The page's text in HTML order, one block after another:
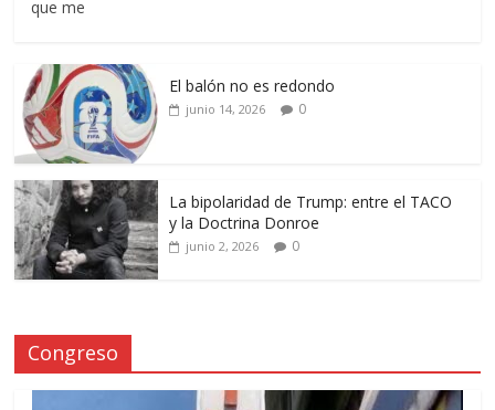
que me
El balón no es redondo
junio 14, 2026 0
La bipolaridad de Trump: entre el TACO
y la Doctrina Donroe
junio 2, 2026 0
Congreso